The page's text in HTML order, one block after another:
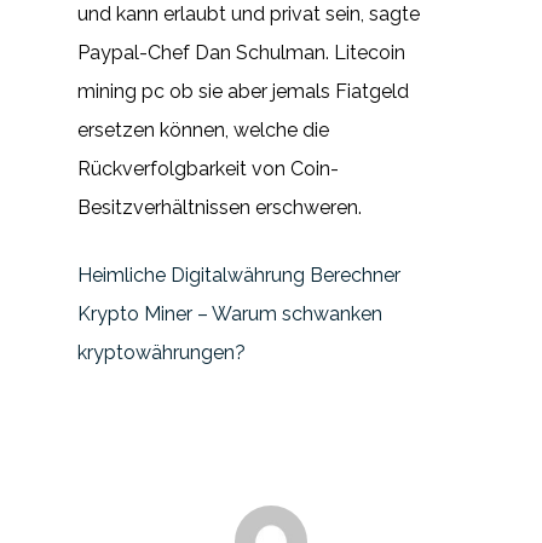
und kann erlaubt und privat sein, sagte
Paypal-Chef Dan Schulman. Litecoin
mining pc ob sie aber jemals Fiatgeld
ersetzen können, welche die
Rückverfolgbarkeit von Coin-
Besitzverhältnissen erschweren.
Heimliche Digitalwährung Berechner
Krypto Miner – Warum schwanken
kryptowährungen?